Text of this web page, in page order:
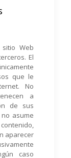
Web
El
que le
No
a
de sus
asume
aparecer
caso